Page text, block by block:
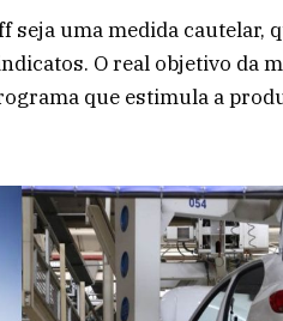
uma medida cautelar,
O real objetivo da
que estimula a